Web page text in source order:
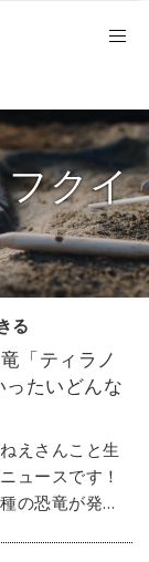
クイ
「ティラノ
ったいどんな
えさんこと生
ュースです！
の恐竜が発表
「ティラノミ
る